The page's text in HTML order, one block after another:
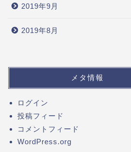
2019年9月
2019年8月
メタ情報
ログイン
投稿フィード
コメントフィード
WordPress.org